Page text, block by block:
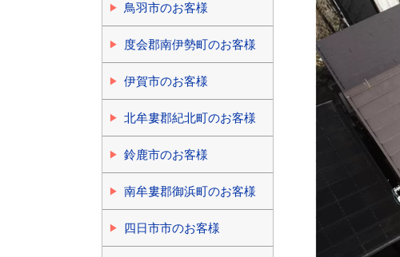
鳥羽市のお客様
度会郡南伊勢町のお客様
伊賀市のお客様
北牟婁郡紀北町のお客様
鈴鹿市のお客様
南牟婁郡御浜町のお客様
四日市市のお客様